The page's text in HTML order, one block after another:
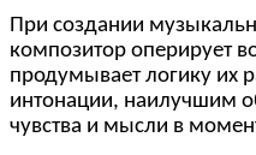
При создании
композитор оперирует
продумывает логику их
интонации, наилучшим
чувства и мысли в